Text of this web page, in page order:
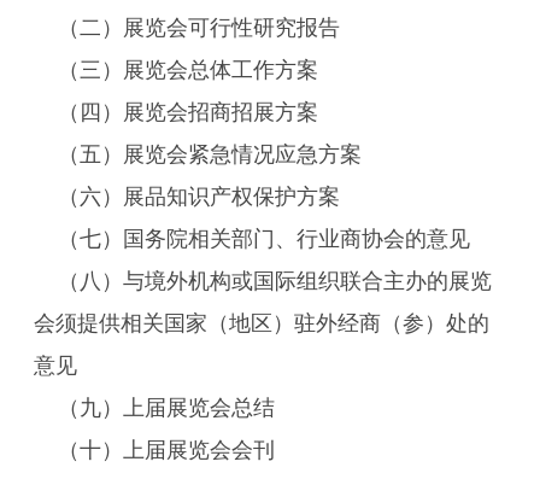
（二）展览会可行性研究报告
（三）展览会总体工作方案
（四）展览会招商招展方案
（五）展览会紧急情况应急方案
（六）展品知识产权保护方案
（七）国务院相关部门、行业商协会的意见
（八）与境外机构或国际组织联合主办的展览
会须提供相关国家（地区）驻外经商（参）处的
意见
（九）上届展览会总结
（十）上届展览会会刊